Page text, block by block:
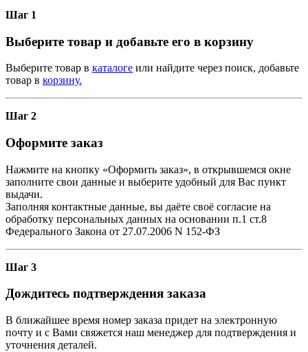
Шаг 1
Выберите товар и добавьте его в корзину
Выберите товар в каталоге или найдите через поиск, добавьте
товар в корзину.
Шаг 2
Оформите заказ
Нажмите на кнопку «Оформить заказ», в открывшемся окне
заполните свои данные и выберите удобный для Вас пункт
выдачи.
Заполняя контактные данные, вы даёте своё согласие на
обработку персональных данных на основании п.1 ст.8
Федерального Закона от 27.07.2006 N 152-ФЗ
Шаг 3
Дождитесь подтверждения заказа
В ближайшее время номер заказа придет на электронную
почту и с Вами свяжется наш менеджер для подтверждения и
уточнения деталей.